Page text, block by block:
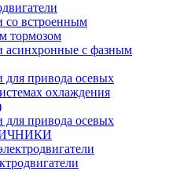
со встроенным
тормозом
асинхронные с фазным
для привода осевых
охлаждения
для привода осевых